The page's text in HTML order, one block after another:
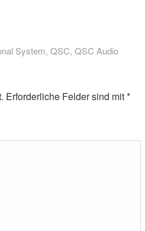
System, QSC, QSC Audio
Erforderliche Felder sind mit*